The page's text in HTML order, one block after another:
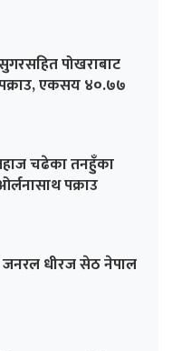
पोखराबाट
एकसय ४०.७७
चढेका तनहुँका
पक्राउ
जनरल धीरज सेठ नेपाल